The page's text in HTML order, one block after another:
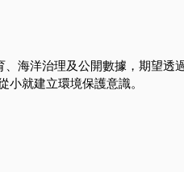
海洋治理及公開數據，期望透
就建立環境保護意識。